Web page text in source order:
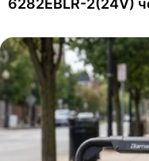
6282EBLR-2(24V)